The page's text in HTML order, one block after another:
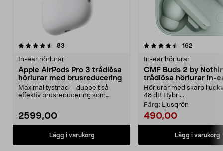
83
In-ear hörlurar
Apple AirPods Pro 3 trådlösa
hörlurar med brusreducering
Maximal tystnad – dubbelt så
effektiv brusreducering som
2599,00
Lägg i varukorg
4.5 av 5 stjärnor 162
In-ear hörlurar
CMF Buds 2 by
trådlösa hörlurar in-
Hörlurar med skarp
48 dB Hybri...
Färg: Ljusgrön
490,00
Lägg i varukorg
4.5 av 5 stjärnor